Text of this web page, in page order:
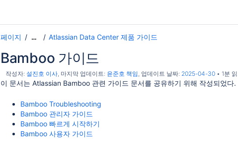
페이지 … Atlassian Data Center 제품 가이드
Bamboo 가이드
작성자: 설진호 이사, 마지막 업데이트: 윤준호 책임, 업데이트 날짜: 2025-04-30 1분
이 문서는 Atlassian Bamboo 관련 가이드 문서를 공유하기 위해 작성되었다.
Bamboo Troubleshooting
Bamboo 관리자 가이드
Bamboo 빠르게 시작하기
Bamboo 사용자 가이드